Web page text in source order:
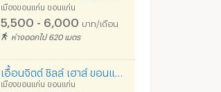
เมืองขอนแก่น ขอนแก่น
5,500 - 6,000 บาท/เดือน
ห่างออกไป 620 เมตร
เมืองขอนแก่น ขอนแก่น